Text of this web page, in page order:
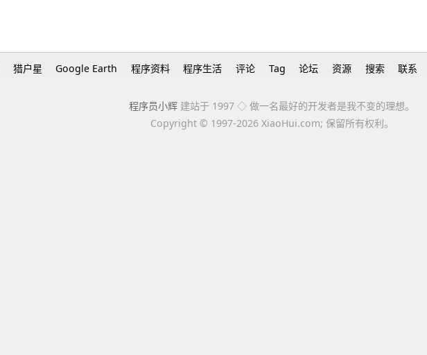
猎户星 Google Earth 程序资料 程序生活 评论 Tag 论坛 资源 搜索 联系
程序员小辉 建站于 1997 ◇ 做一名最好的开发者是我不变的理想。
Copyright © 1997-2026 XiaoHui.com; 保留所有权利。